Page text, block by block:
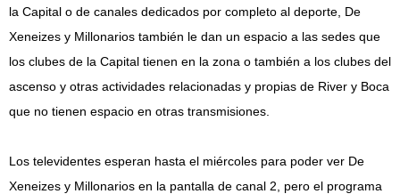
la Capital o de canales dedicados por completo al deporte, De
Xeneizes y Millonarios también le dan un espacio a las sedes que
los clubes de la Capital tienen en la zona o también a los clubes del
ascenso y otras actividades relacionadas y propias de River y Boca
que no tienen espacio en otras transmisiones.
Los televidentes esperan hasta el miércoles para poder ver De
Xeneizes y Millonarios en la pantalla de canal 2, pero el programa